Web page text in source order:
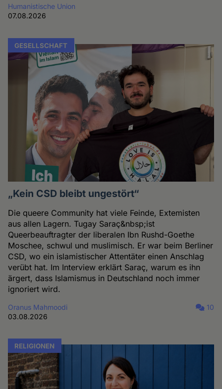
Humanistische Union
07.08.2026
GESELLSCHAFT
„Kein CSD bleibt ungestört“
Die queere Community hat viele Feinde, Extemisten
aus allen Lagern. Tugay Saraç&nbsp;ist
Queerbeauftragter der liberalen Ibn Rushd-Goethe
Moschee, schwul und muslimisch. Er war beim Berliner
CSD, wo ein islamistischer Attentäter einen Anschlag
verübt hat. Im Interview erklärt Saraç, warum es ihn
ärgert, dass Islamismus in Deutschland noch immer
ignoriert wird.
Oranus Mahmoodi
03.08.2026
10
RELIGIONEN